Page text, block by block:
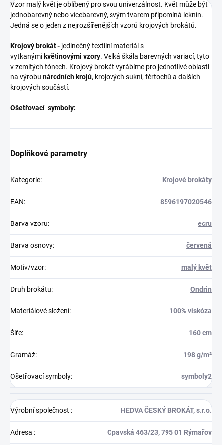
Vzor malý květ je oblíbený pro svou univerzálnost. Květ může být
jednobarevný nebo vícebarevný, svým tvarem připomíná leknín.
Jedná se o jeden z nejrozšířenějších vzorů krojových brokátů.
Krojový brokát - jedinečný textilní materiál s
vytkanými květinovými vzory. Velká škála barevných variací, tyto
v zemitých tónech. Krojový brokát vyrábíme pro jednotlivé oblasti
na výrobu národních krojů, krojových sukní, fěrtochů a dalších
krojových součástí.
Ošetřovací symboly:
Doplňkové parametry
Kategorie: Krojové brokáty
EAN: 8596197020546
Barva vzoru: ecru
Barva osnovy: červená
Motiv/vzor: malý květ
Druh brokátu: Ondrin
Materiálové složení: 100% viskóza
Šíře: 160 cm
Gramáž: 198 g/m²
Ošetřovací symboly: symboly2
Výrobní společnost : HEDVA ČESKÝ BROKÁT, s.r.o.
Adresa : Opavská 463/23, 795 01 Rýmařov